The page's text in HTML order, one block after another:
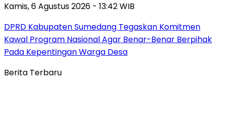
Kamis, 6 Agustus 2026 - 13:42 WIB
DPRD Kabupaten Sumedang Tegaskan Komitmen
Kawal Program Nasional Agar Benar-Benar Berpihak
Pada Kepentingan Warga Desa
Berita Terbaru